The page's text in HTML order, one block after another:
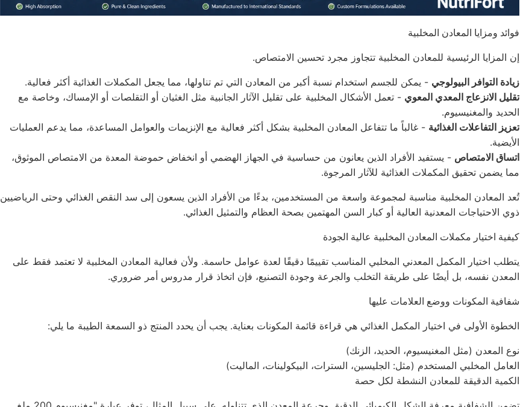
فوائد ومزايا المعادن المخلبية
إن المزايا الرئيسية للمعادن المخلبية تتجاوز مجرد تحسين الامتصاص.
زيادة التوافر البيولوجي - يمكن للجسم استخدام نسبة أكبر من المعادن التي تم تناولها، مما يجعل المكملات الغذائية أكثر فعالية.
تقليل الانزعاج المعدي المعوي - تعمل الأشكال المخلبية على تقليل الآثار الجانبية مثل الغثيان أو التقلصات أو الإمساك، وخاصة مع
الحديد والمغنيسيوم.
تعزيز التفاعلات الغذائية - غالباً ما تتفاعل المعادن المخلبية بشكل أكثر فعالية مع الإنزيمات والعوامل المساعدة، مما يدعم العمليات
الأيضية.
اتساق الامتصاص - يستفيد الأفراد الذين يعانون من حساسية في الجهاز الهضمي أو انخفاض حموضة المعدة من الامتصاص الموثوق،
مما يضمن تحقيق المكملات الغذائية للآثار المرجوة.
تُعد المعادن المخلبية مناسبة لمجموعة واسعة من المستخدمين، بدءًا من الأفراد الذين يسعون إلى سد النقص الغذائي وحتى الرياضيين
ذوي الاحتياجات المعدنية العالية أو كبار السن المهتمين بصحة العظام والتمثيل الغذائي.
كيفية اختيار مكملات المعادن المخلبية عالية الجودة
يتطلب اختيار المكمل المعدني المخلبي المناسب تقييمًا دقيقًا لعدة عوامل حاسمة. ولأن فعالية المعادن المخلبية لا تعتمد فقط على
المعدن نفسه، بل أيضًا على طريقة التخلب والجرعة وجودة التصنيع، فإن اتخاذ قرار مدروس أمر ضروري.
شفافية المكونات ووضع العلامات عليها
الخطوة الأولى في اختيار المكمل الغذائي هي قراءة قائمة المكونات بعناية. يجب أن يحدد المنتج ذو السمعة الطيبة ما يلي:
نوع المعدن (مثل المغنيسيوم، الحديد، الزنك)
العامل المخلبي المستخدم (مثل: الجليسين، السترات، البيكولينات، الماليت)
الكمية الدقيقة للمعادن النشطة لكل حصة